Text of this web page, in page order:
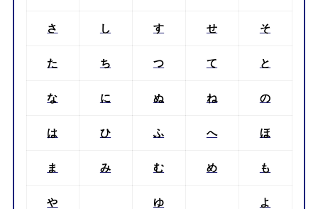
さ し す せ そ
た ち つ て と
な に ぬ ね の
は ひ ふ へ ほ
ま み む め も
や ゆ よ